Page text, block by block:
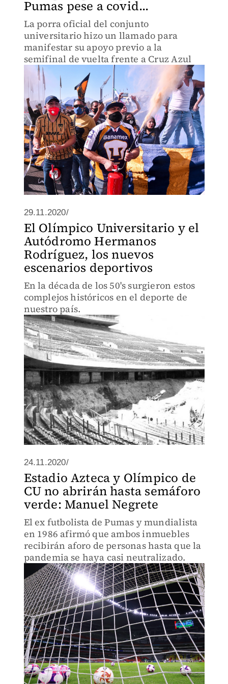
Pumas pese a covid...
La porra oficial del conjunto
universitario hizo un llamado para
manifestar su apoyo previo a la
semifinal de vuelta frente a Cruz Azul
29.11.2020/
El Olímpico Universitario y el
Autódromo Hermanos
Rodríguez, los nuevos
escenarios deportivos
En la década de los 50's surgieron estos
complejos históricos en el deporte de
nuestro país.
24.11.2020/
Estadio Azteca y Olímpico de
CU no abrirán hasta semáforo
verde: Manuel Negrete
El ex futbolista de Pumas y mundialista
en 1986 afirmó que ambos inmuebles
recibirán aforo de personas hasta que la
pandemia se haya casi neutralizado.